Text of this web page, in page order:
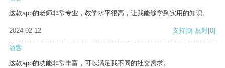
这款app的老师非常专业，教学水平很高，让我能够学到实用的知识。
2024-02-12 支持[0] 反对[0]
游客
这款app的功能非常丰富，可以满足我不同的社交需求。